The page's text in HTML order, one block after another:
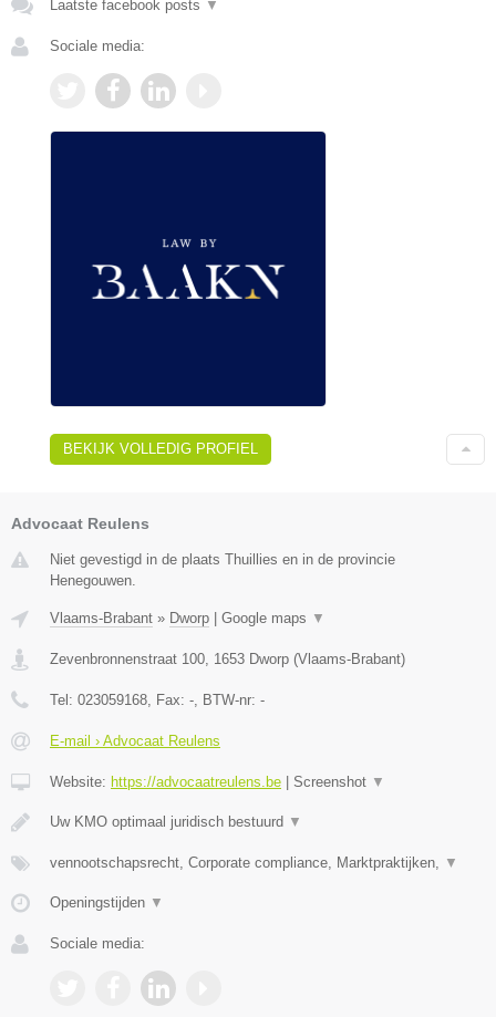
Laatste facebook posts ▼
Sociale media:
BEKIJK VOLLEDIG PROFIEL
Advocaat Reulens
Niet gevestigd in de plaats Thuillies en in de provincie
Henegouwen.
Vlaams-Brabant » Dworp Google maps ▼
Zevenbronnenstraat 100 1653 Dworp (Vlaams-Brabant)
Tel: 023059168 , Fax: - , BTW-nr: -
E-mail › Advocaat Reulens
Website: https://advocaatreulens.be Screenshot ▼
Uw KMO optimaal juridisch bestuurd ▼
vennootschapsrecht, Corporate compliance, Marktpraktijken, ▼
Openingstijden ▼
Sociale media: